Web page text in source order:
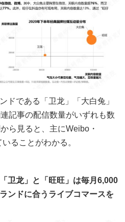
ドである「卫龙」「大白兔」
記事の配信数量がいずれも数
ら見ると、主にWeibo・
ることがわかる。
卫龙」と「旺旺」は毎月6,000
ンドに合うライブコマースを